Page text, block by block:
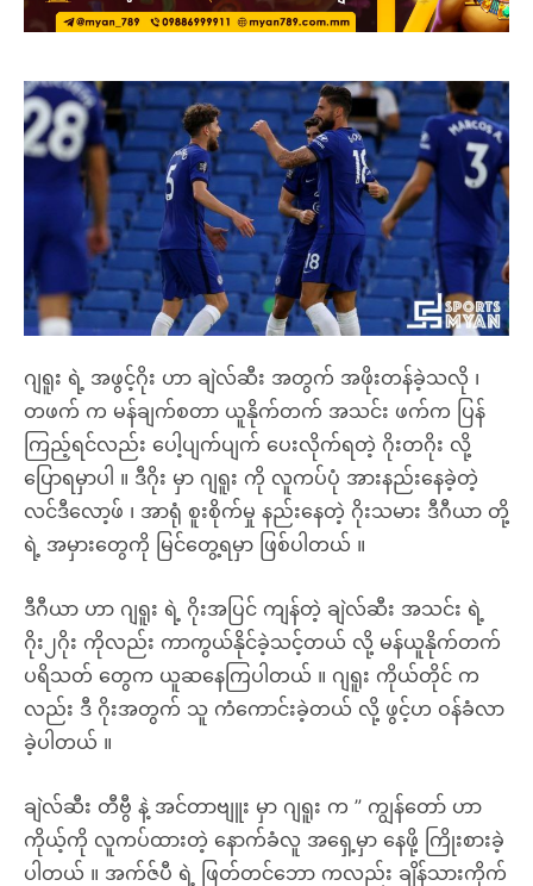
ဂျရူး ရဲ့ အဖွင့်ဂိုး ဟာ ချဲလ်ဆီး အတွက် အဖိုးတန်ခဲ့သလို ၊
တဖက် က မန်ချက်စတာ ယူနိုက်တက် အသင်း ဖက်က ပြန်
ကြည့်ရင်လည်း ပေါ့ပျက်ပျက် ပေးလိုက်ရတဲ့ ဂိုးတဂိုး လို့
ပြောရမှာပါ ။ ဒီဂိုး မှာ ဂျရူး ကို လူကပ်ပုံ အားနည်းနေခဲ့တဲ့
လင်ဒီလော့ဖ် ၊ အာရုံ စူးစိုက်မှု နည်းနေတဲ့ ဂိုးသမား ဒီဂီယာ တို့
ရဲ့ အမှားတွေကို မြင်တွေ့ရမှာ ဖြစ်ပါတယ် ။
ဒီဂီယာ ဟာ ဂျရူး ရဲ့ ဂိုးအပြင် ကျန်တဲ့ ချဲလ်ဆီး အသင်း ရဲ့
ဂိုး၂ဂိုး ကိုလည်း ကာကွယ်နိုင်ခဲ့သင့်တယ် လို့ မန်ယူနိုက်တက်
ပရိသတ် တွေက ယူဆနေကြပါတယ် ။ ဂျရူး ကိုယ်တိုင် က
လည်း ဒီ ဂိုးအတွက် သူ ကံကောင်းခဲ့တယ် လို့ ဖွင့်ဟ ဝန်ခံလာ
ခဲ့ပါတယ် ။
ချဲလ်ဆီး တီဗွီ နဲ့ အင်တာဗျူး မှာ ဂျရူး က ” ကျွန်တော် ဟာ
ကိုယ့်ကို လူကပ်ထားတဲ့ နောက်ခံလူ အရှေ့မှာ နေဖို့ ကြိုးစားခဲ့
ပါတယ် ။ အက်ဇ်ပီ ရဲ့ ဖြတ်တင်ဘော ကလည်း ချိန်သားကိုက်